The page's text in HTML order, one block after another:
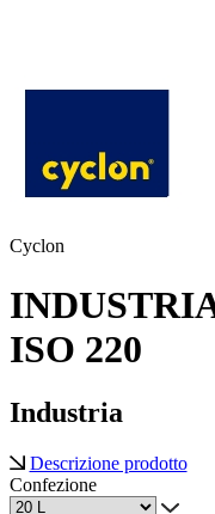
Cyclon
ISO 220
Industria
Descrizione prodotto
Confezione